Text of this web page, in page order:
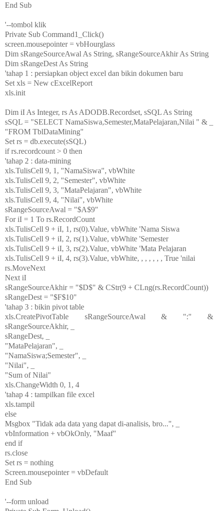
End Sub
'--tombol klik
Private Sub Command1_Click()
screen.mousepointer = vbHourglass
Dim sRangeSourceAwal As String, sRangeSourceAkhir As String
Dim sRangeDest As String
'tahap 1 : persiapkan object excel dan bikin dokumen baru
Set xls = New cExcelReport
xls.init
Dim iI As Integer, rs As ADODB.Recordset, sSQL As String
sSQL = "SELECT NamaSiswa,Semester,MataPelajaran,Nilai " & _
"FROM TblDataMining"
Set rs = db.execute(sSQL)
if rs.recordcount > 0 then
'tahap 2 : data-mining
xls.TulisCell 9, 1, "NamaSiswa", vbWhite
xls.TulisCell 9, 2, "Semester", vbWhite
xls.TulisCell 9, 3, "MataPelajaran", vbWhite
xls.TulisCell 9, 4, "Nilai", vbWhite
sRangeSourceAwal = "$A$9"
For iI = 1 To rs.RecordCount
xls.TulisCell 9 + iI, 1, rs(0).Value, vbWhite 'Nama Siswa
xls.TulisCell 9 + iI, 2, rs(1).Value, vbWhite 'Semester
xls.TulisCell 9 + iI, 3, rs(2).Value, vbWhite 'Mata Pelajaran
xls.TulisCell 9 + iI, 4, rs(3).Value, vbWhite, , , , , , , True 'nilai
rs.MoveNext
Next iI
sRangeSourceAkhir = "$D$" & CStr(9 + CLng(rs.RecordCount))
sRangeDest = "$F$10"
'tahap 3 : bikin pivot table
xls.CreatePivotTable sRangeSourceAwal & ":" &
sRangeSourceAkhir, _
sRangeDest, _
"MataPelajaran", _
"NamaSiswa;Semester", _
"Nilai", _
"Sum of Nilai"
xls.ChangeWidth 0, 1, 4
'tahap 4 : tampilkan file excel
xls.tampil
else
Msgbox "Tidak ada data yang dapat di-analisis, bro...", _
vbInformation + vbOkOnly, "Maaf"
end if
rs.close
Set rs = nothing
Screen.mousepointer = vbDefault
End Sub
'--form unload